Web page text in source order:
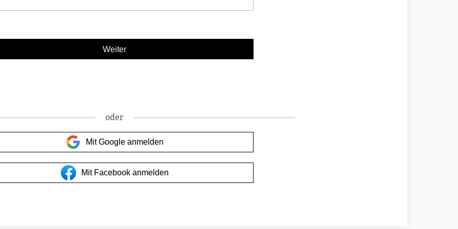
oder
Mit Google anmelden
Mit Facebook anmelden